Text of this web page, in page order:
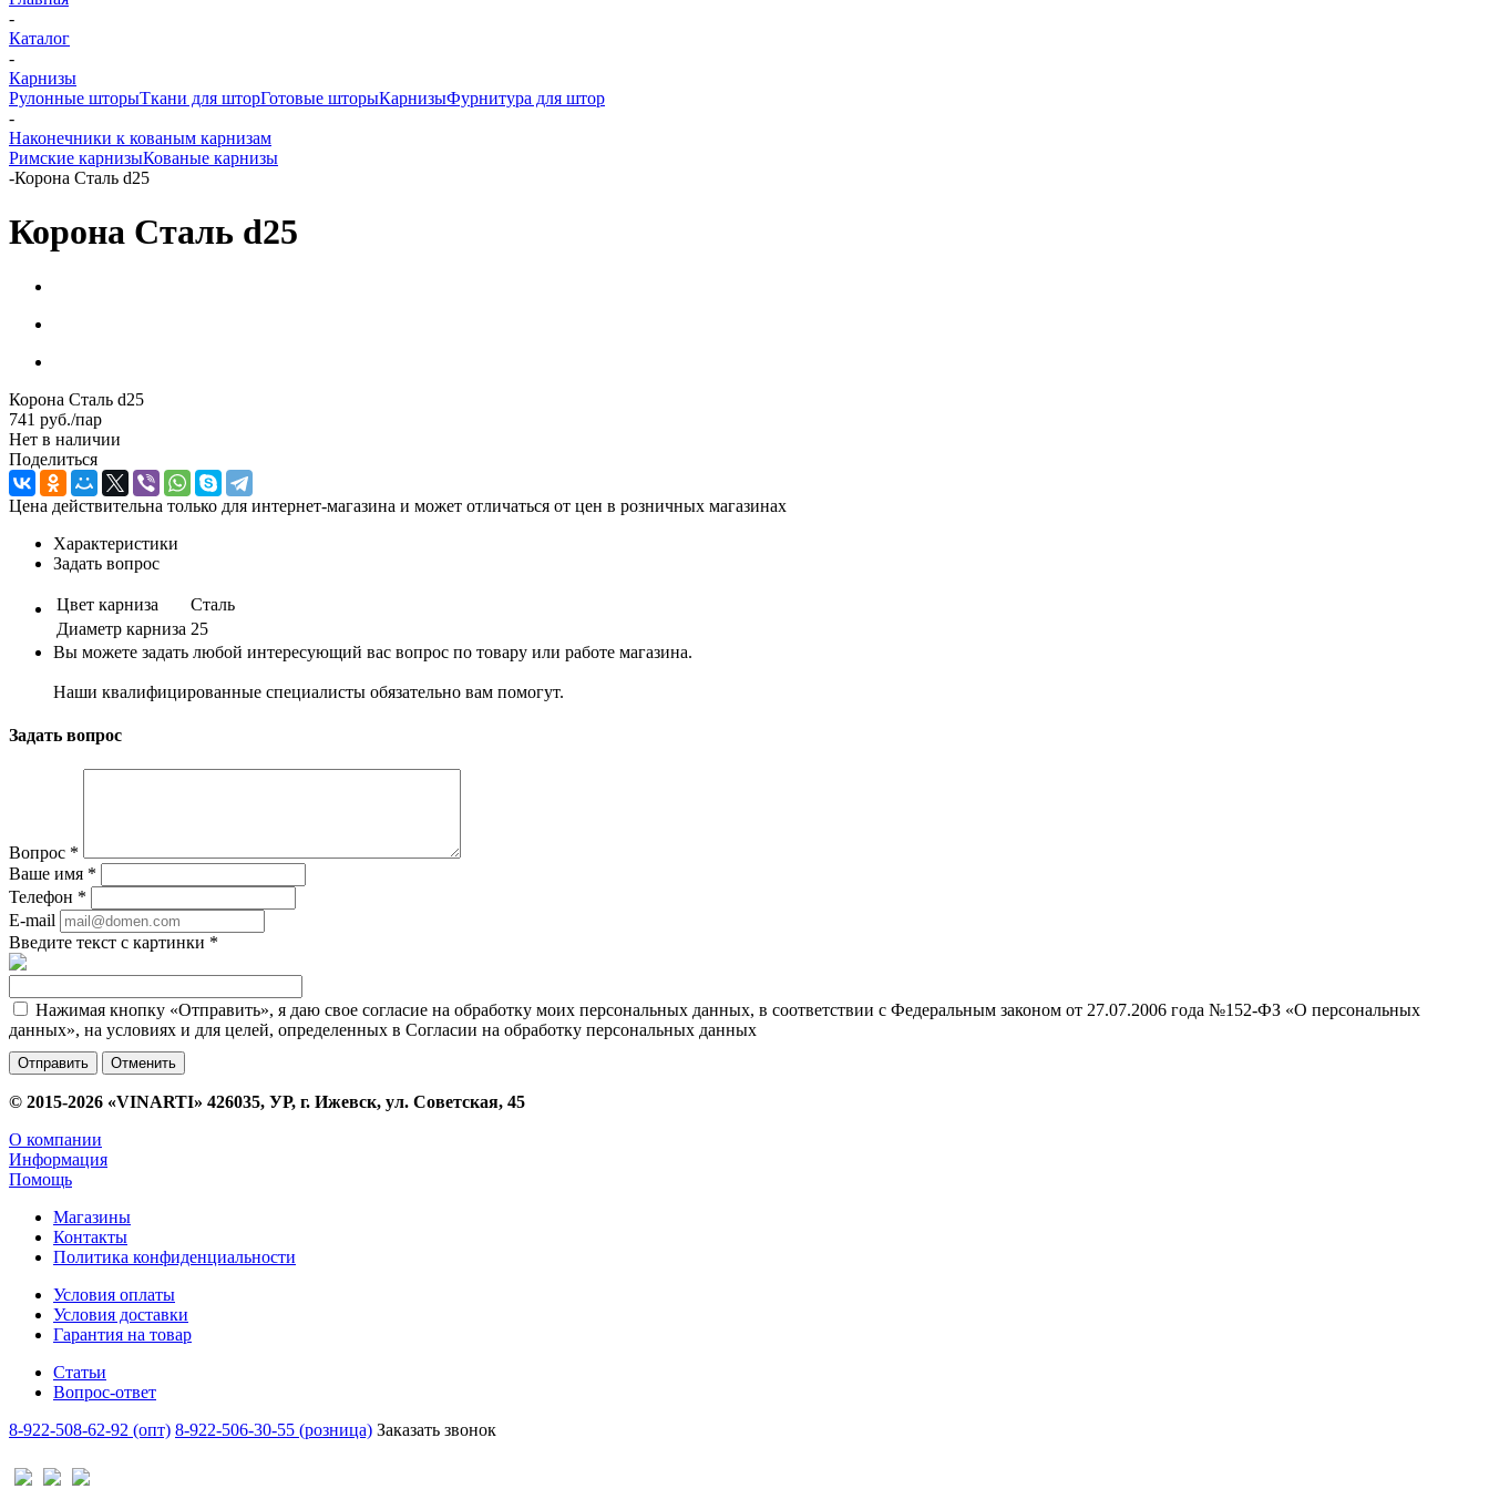
-
Каталог
-
Карнизы
Рулонные шторыТкани для шторГотовые шторыКарнизыФурнитура для штор
-
Наконечники к кованым карнизам
Римские карнизыКованые карнизы
-Корона Сталь d25
Корона Сталь d25
Корона Сталь d25
741 руб./пар
Нет в наличии
Поделиться
Цена действительна только для интернет-магазина и может отличаться от цен в розничных магазинах
Характеристики
Задать вопрос
Цвет карниза
Сталь
Диаметр карниза 25
Вы можете задать любой интересующий вас вопрос по товару или работе магазина.
Наши квалифицированные специалисты обязательно вам помогут.
Задать вопрос
Вопрос *
Ваше имя *
Телефон *
E-mail
Введите текст с картинки *
Нажимая кнопку «Отправить», я даю свое согласие на обработку моих персональных данных, в соответствии с Федеральным законом от 27.07.2006 года №152-ФЗ «О персональных
данных», на условиях и для целей, определенных в Согласии на обработку персональных данных
Отменить
© 2015-2026 «VINARTI» 426035, УР, г. Ижевск, ул. Советская, 45
О компании
Информация
Помощь
Магазины
Контакты
Политика конфиденциальности
Условия оплаты
Условия доставки
Гарантия на товар
Статьи
Вопрос-ответ
8-922-508-62-92 (опт) 8-922-506-30-55 (розница) Заказать звонок